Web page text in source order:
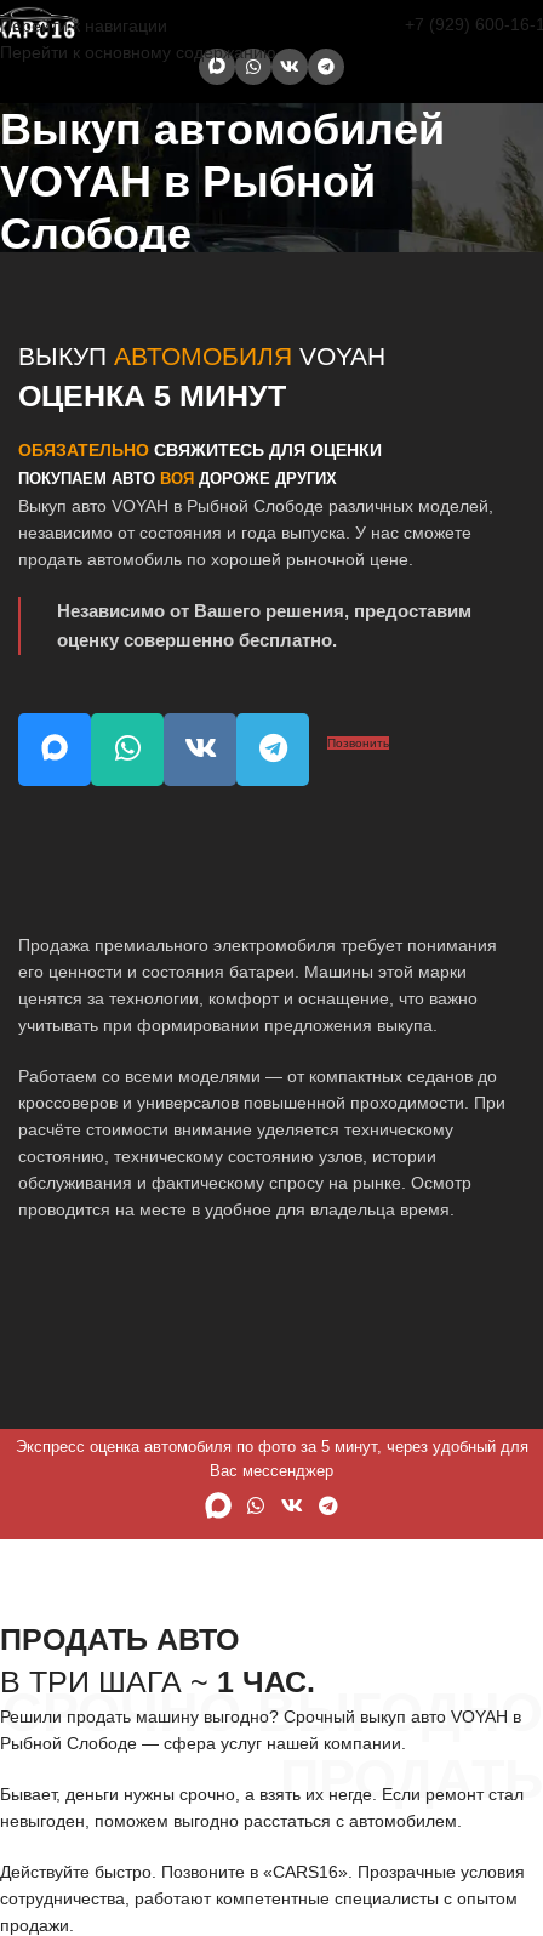
Перейти к навигации
Перейти к основному содержанию
+7 (929) 600-16-
Выкуп автомобилей
VOYAH в Рыбной
Слободе
ВЫКУП АВТОМОБИЛЯ VOYAH
ОЦЕНКА 5 МИНУТ
ОБЯЗАТЕЛЬНО СВЯЖИТЕСЬ ДЛЯ ОЦЕНКИ
ПОКУПАЕМ АВТО ВОЯ ДОРОЖЕ ДРУГИХ
Выкуп авто VOYAH в Рыбной Слободе различных моделей,
независимо от состояния и года выпуска. У нас сможете
продать автомобиль по хорошей рыночной цене.
Независимо от Вашего решения, предоставим
оценку совершенно бесплатно.
Позвонить
Продажа премиального электромобиля требует понимания
его ценности и состояния батареи. Машины этой марки
ценятся за технологии, комфорт и оснащение, что важно
учитывать при формировании предложения выкупа.
Работаем со всеми моделями — от компактных седанов до
кроссоверов и универсалов повышенной проходимости. При
расчёте стоимости внимание уделяется техническому
состоянию, техническому состоянию узлов, истории
обслуживания и фактическому спросу на рынке. Осмотр
проводится на месте в удобное для владельца время.
Экспресс оценка автомобиля по фото за 5 минут, через удобный для
Вас мессенджер
СРОЧНО ВЫГОДНО
ПРОДАТЬ
ПРОДАТЬ АВТО
В ТРИ ШАГА ~ 1 ЧАС.
Решили продать машину выгодно? Срочный выкуп авто VOYAH в
Рыбной Слободе — сфера услуг нашей компании.
Бывает, деньги нужны срочно, а взять их негде. Если ремонт стал
невыгоден, поможем выгодно расстаться с автомобилем.
Действуйте быстро. Позвоните в «CARS16». Прозрачные условия
сотрудничества, работают компетентные специалисты с опытом
продажи.